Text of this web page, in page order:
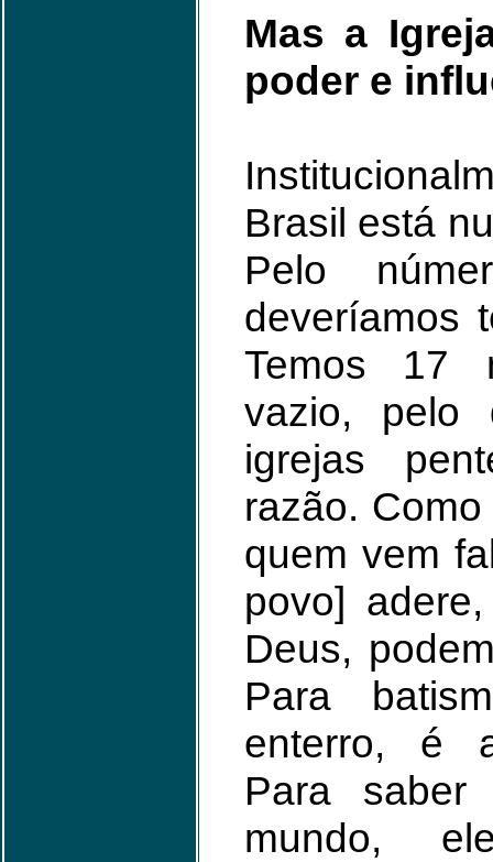
Mas a
poder e
Brasil está
Pelo
deveríamos
Temos 17
vazio, pelo
igrejas
razão.
quem vem
povo]
Deus,
Para
enterro, é
Para
mundo,